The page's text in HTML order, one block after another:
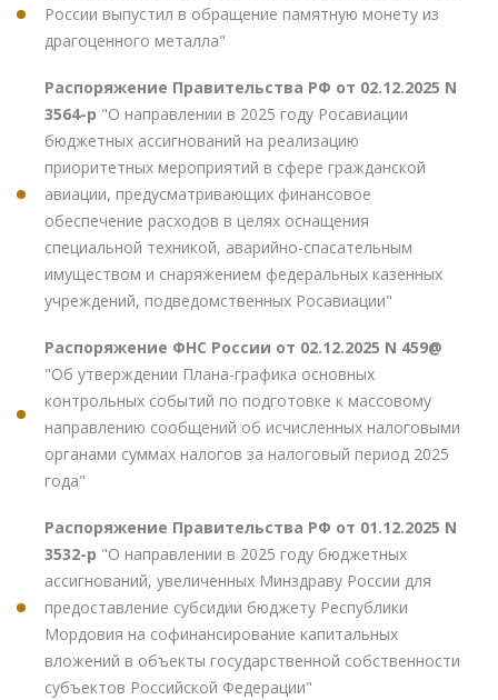
России выпустил в обращение памятную монету из
драгоценного металла"
Распоряжение Правительства РФ от 02.12.2025 N
3564-р "О направлении в 2025 году Росавиации
бюджетных ассигнований на реализацию
приоритетных мероприятий в сфере гражданской
авиации, предусматривающих финансовое
обеспечение расходов в целях оснащения
специальной техникой, аварийно-спасательным
имуществом и снаряжением федеральных казенных
учреждений, подведомственных Росавиации"
Распоряжение ФНС России от 02.12.2025 N 459@
"Об утверждении Плана-графика основных
контрольных событий по подготовке к массовому
направлению сообщений об исчисленных налоговыми
органами суммах налогов за налоговый период 2025
года"
Распоряжение Правительства РФ от 01.12.2025 N
3532-р "О направлении в 2025 году бюджетных
ассигнований, увеличенных Минздраву России для
предоставление субсидии бюджету Республики
Мордовия на софинансирование капитальных
вложений в объекты государственной собственности
субъектов Российской Федерации"